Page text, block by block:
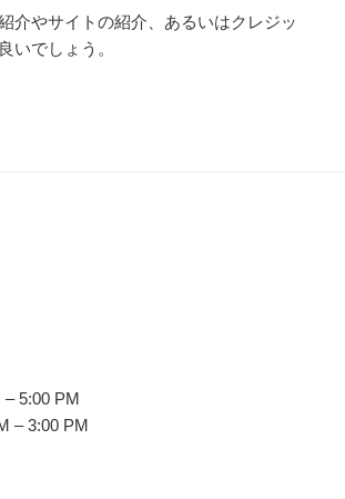
介やサイトの紹介、あるいはクレジッ
いでしょう。
– 5:00 PM
– 3:00 PM